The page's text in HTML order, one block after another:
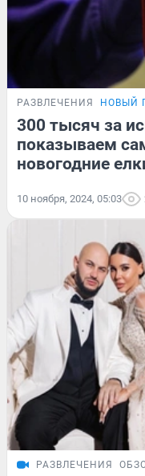
РАЗВЛЕЧЕНИЯ НОВЫЙ
300 тысяч за
показываем
новогодние
10 ноября, 2024, 05:03
РАЗВЛЕЧЕНИЯ